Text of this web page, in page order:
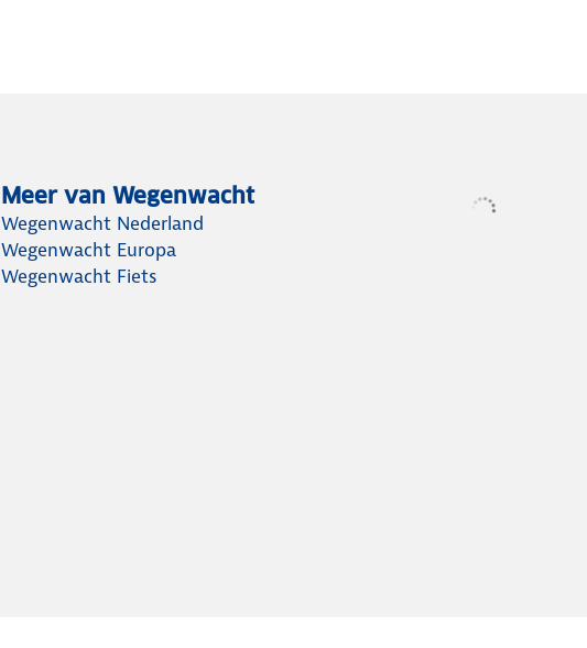
Meer van Wegenwacht
Wegenwacht Nederland
Wegenwacht Europa
Wegenwacht Fiets